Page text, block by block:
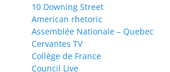
10 Downing Street
American rhetoric
Assemblée Nationale – Quebec
Cervantes TV
Collège de France
Council Live